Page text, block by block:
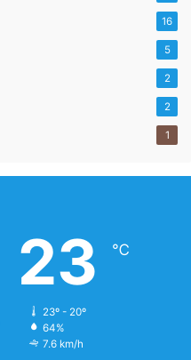
16
5
2
2
1
23 ℃
23º - 20º
64%
7.6 km/h